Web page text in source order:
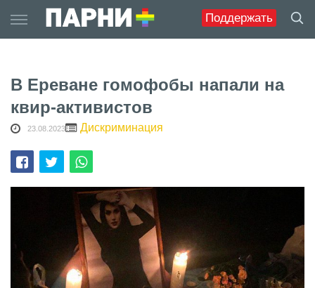
Поддержать
to
content
В Ереване гомофобы напали на
квир-активистов
23.08.2023 Дискриминация